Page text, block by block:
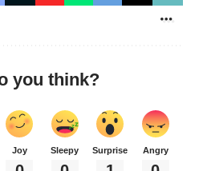
you think?
Joy Sleepy Surprise Angry